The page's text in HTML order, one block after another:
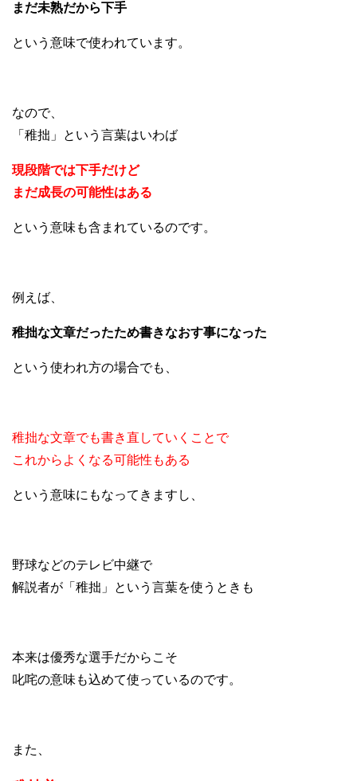
まだ未熟だから下手
という意味で使われています。
なので、
「稚拙」という言葉はいわば
現段階では下手だけど
まだ成長の可能性はある
という意味も含まれているのです。
例えば、
稚拙な文章だったため書きなおす事になった
という使われ方の場合でも、
稚拙な文章でも書き直していくことで
これからよくなる可能性もある
という意味にもなってきますし、
野球などのテレビ中継で
解説者が「稚拙」という言葉を使うときも
本来は優秀な選手だからこそ
叱咤の意味も込めて使っているのです。
また、